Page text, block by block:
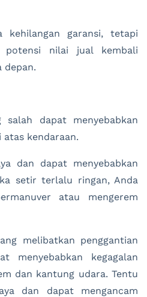
kehilangan garansi, tetapi
potensi nilai jual kembali
depan.
salah dapat menyebabkan
kendaraan.
dan dapat menyebabkan
setir terlalu ringan, Anda
atau mengerem
melibatkan penggantian
menyebabkan kegagalan
dan kantung udara. Tentu
dan dapat mengancam